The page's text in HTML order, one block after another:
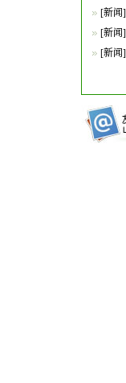
[新闻]
[新闻]
[新闻]